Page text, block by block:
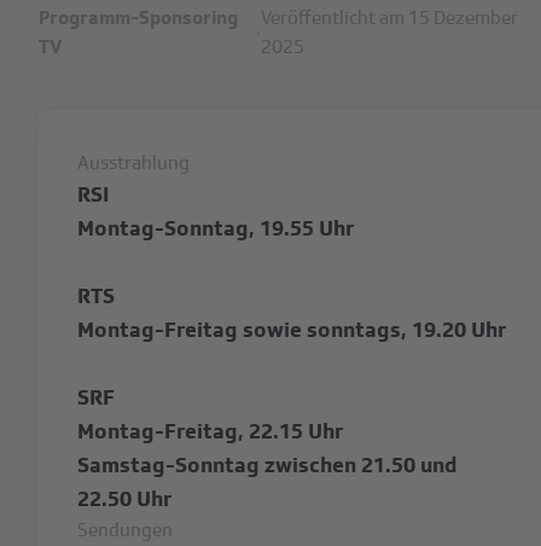
Programm-Sponsoring
TV
·
Veröffentlicht am 15 Dezember
2025
Ausstrahlung
RSI
Montag-Sonntag, 19.55 Uhr
RTS
Montag-Freitag sowie sonntags, 19.20 Uhr
SRF
Montag-Freitag, 22.15 Uhr
Samstag-Sonntag zwischen 21.50 und
22.50 Uhr
Sendungen